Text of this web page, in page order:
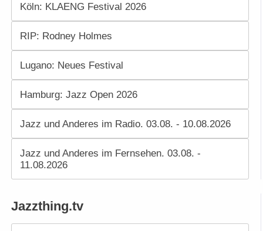
Köln: KLAENG Festival 2026
RIP: Rodney Holmes
Lugano: Neues Festival
Hamburg: Jazz Open 2026
Jazz und Anderes im Radio. 03.08. - 10.08.2026
Jazz und Anderes im Fernsehen. 03.08. -
11.08.2026
Jazzthing.tv